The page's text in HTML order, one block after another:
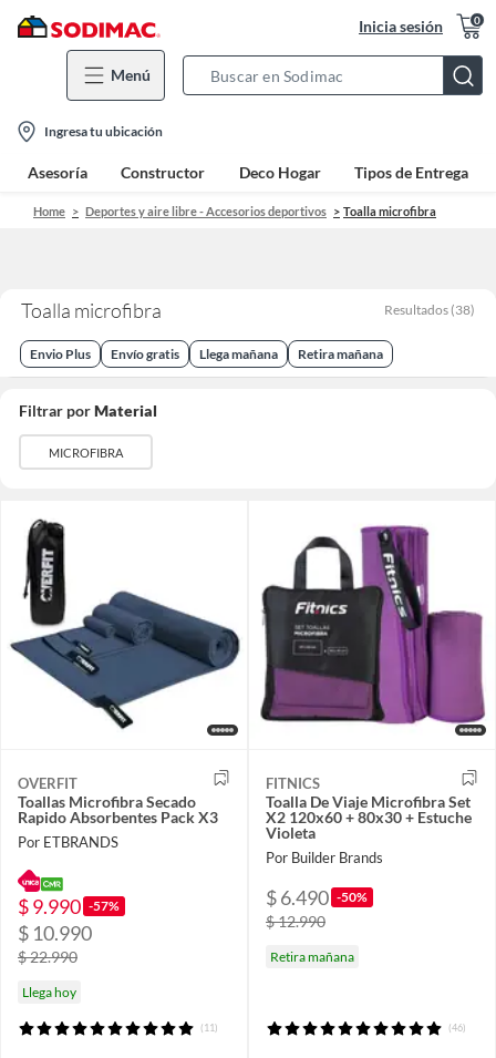
Inicia sesión 0
Menú
Bar
location-
icon
Ingresa tu ubicación
Asesoría Constructor Deco Hogar Tipos de Entrega
Home Deportes y aire libre - Accesorios deportivos Toalla microfibra
Toalla microfibra Resultados (38)
Envio Plus Envío gratis Llega mañana Retira mañana
Filtrar porMaterial
MICROFIBRA
OVERFIT
Toallas Microfibra Secado
Rapido Absorbentes Pack X3
Por ETBRANDS
$ 9.990 -57%
$ 10.990
$ 22.990
Llega hoy
(11)
FITNICS
Toalla De Viaje Microfibra Set
X2 120x60 + 80x30 + Estuche
Violeta
Por Builder Brands
$ 6.490 -50%
$ 12.990
Retira mañana
(46)